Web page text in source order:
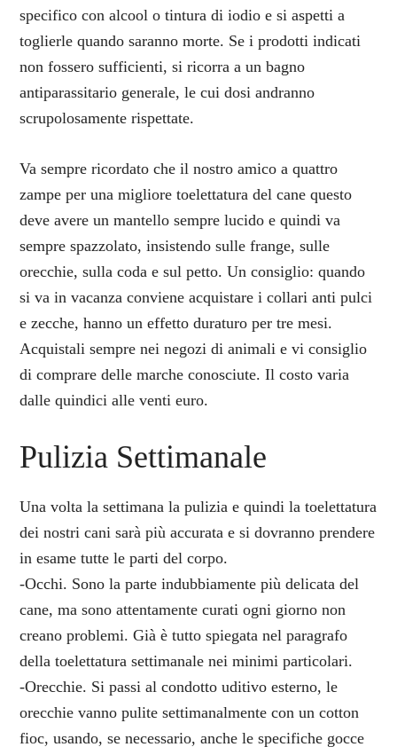
specifico con alcool o tintura di iodio e si aspetti a
toglierle quando saranno morte. Se i prodotti indicati
non fossero sufficienti, si ricorra a un bagno
antiparassitario generale, le cui dosi andranno
scrupolosamente rispettate.
Va sempre ricordato che il nostro amico a quattro
zampe per una migliore toelettatura del cane questo
deve avere un mantello sempre lucido e quindi va
sempre spazzolato, insistendo sulle frange, sulle
orecchie, sulla coda e sul petto. Un consiglio: quando
si va in vacanza conviene acquistare i collari anti pulci
e zecche, hanno un effetto duraturo per tre mesi.
Acquistali sempre nei negozi di animali e vi consiglio
di comprare delle marche conosciute. Il costo varia
dalle quindici alle venti euro.
Pulizia Settimanale
Una volta la settimana la pulizia e quindi la toelettatura
dei nostri cani sarà più accurata e si dovranno prendere
in esame tutte le parti del corpo.
-Occhi. Sono la parte indubbiamente più delicata del
cane, ma sono attentamente curati ogni giorno non
creano problemi. Già è tutto spiegata nel paragrafo
della toelettatura settimanale nei minimi particolari.
-Orecchie. Si passi al condotto uditivo esterno, le
orecchie vanno pulite settimanalmente con un cotton
fioc, usando, se necessario, anche le specifiche gocce